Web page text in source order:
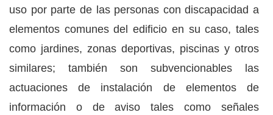
uso por parte de las personas con discapacidad a
elementos comunes del edificio en su caso, tales
como jardines, zonas deportivas, piscinas y otros
similares; también son subvencionables las
actuaciones de instalación de elementos de
información o de aviso tales como señales